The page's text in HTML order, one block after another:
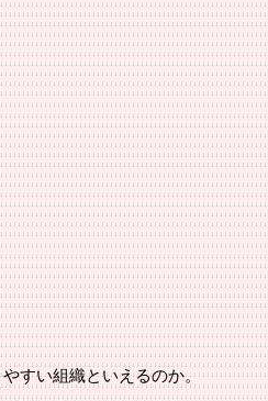
すい組織といえるのか。